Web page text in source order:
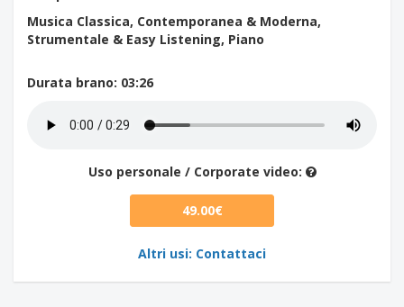
Musica Classica, Contemporanea & Moderna,
Strumentale & Easy Listening, Piano
Durata brano: 03:26
Uso personale / Corporate video:
49.00€
Altri usi: Contattaci